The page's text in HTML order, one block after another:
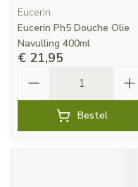
Eucerin
Eucerin Ph5 Douche Olie
Navulling 400ml
€ 21,95
Bestel